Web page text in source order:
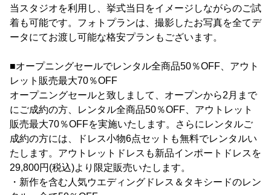
当スタジオを利用し、挙式当日をイメージしながらのご試
着も可能です。フォトプランは、撮影したお写真を全てデ
ータにてお渡し可能な格安プランもございます。
■オープニングセールでレンタル全商品50％OFF、アウト
レット販売最大70％OFF
オープニングセールと致しまして、オープンから2月まで
にご成約の方、レンタル全商品50％OFF、アウトレット
販売最大70％OFFを実施いたします。さらにレンタルご
成約の方には、ドレス小物6点セットも無料でレンタルい
たします。アウトレットドレスも新品インポートドレスを
29,800円(税込)より限定販売いたします。
・新作を含む人気ウエディングドレス＆タキシードのレン